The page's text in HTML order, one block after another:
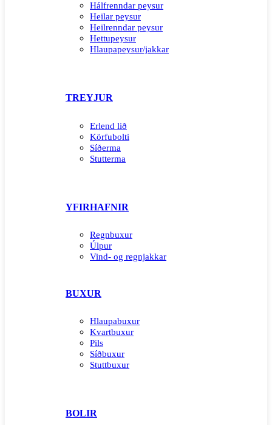
Hálfrenndar peysur
Heilar peysur
Heilrenndar peysur
Hettupeysur
Hlaupapeysur/jakkar
TREYJUR
Erlend lið
Körfubolti
Síðerma
Stutterma
YFIRHAFNIR
Regnbuxur
Úlpur
Vind- og regnjakkar
BUXUR
Hlaupabuxur
Kvartbuxur
Pils
Síðbuxur
Stuttbuxur
BOLIR